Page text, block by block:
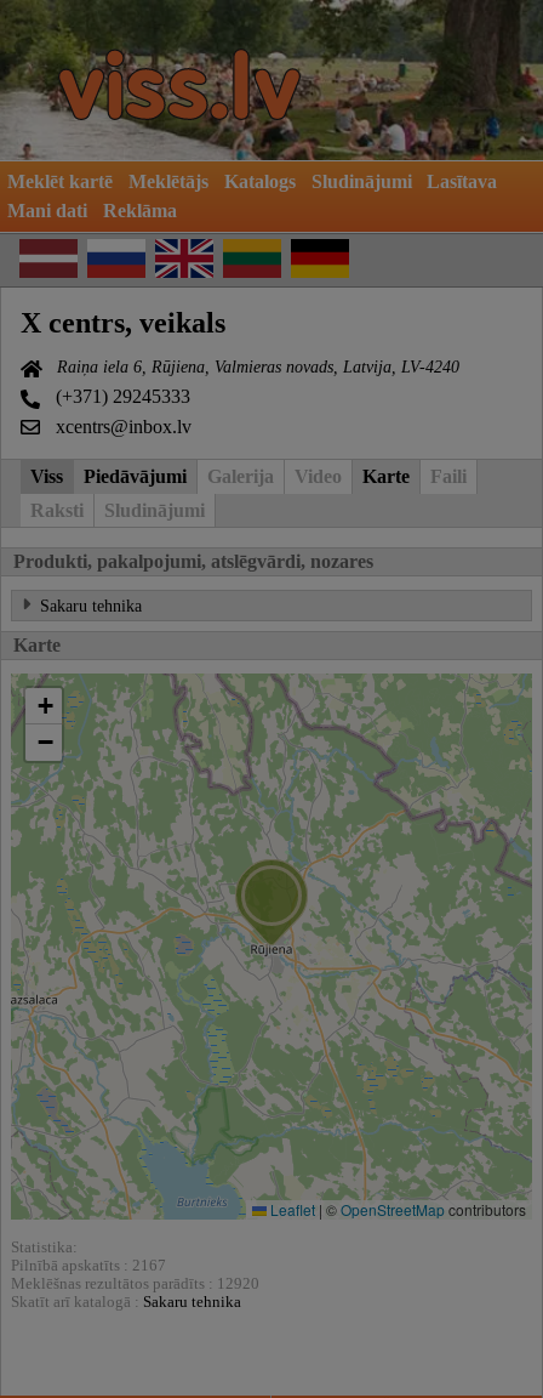
Meklēt kartē Meklētājs Katalogs Sludinājumi
Lasītava
Mani dati
Reklāma
X centrs, veikals
Raiņa iela 6, Rūjiena, Valmieras novads, Latvija, LV-4240
(+371) 29245333
xcentrs@inbox.lv
Viss Piedāvājumi Galerija Video Karte
Faili
Raksti
Sludinājumi
Produkti, pakalpojumi, atslēgvārdi, nozares
Sakaru tehnika
Karte
+
−
Leaflet | ©OpenStreetMapcontributors
Statistika:
Pilnībā apskatīts : 2167
Meklēšnas rezultātos parādīts : 12920
Skatīt arī katalogā : Sakaru tehnika